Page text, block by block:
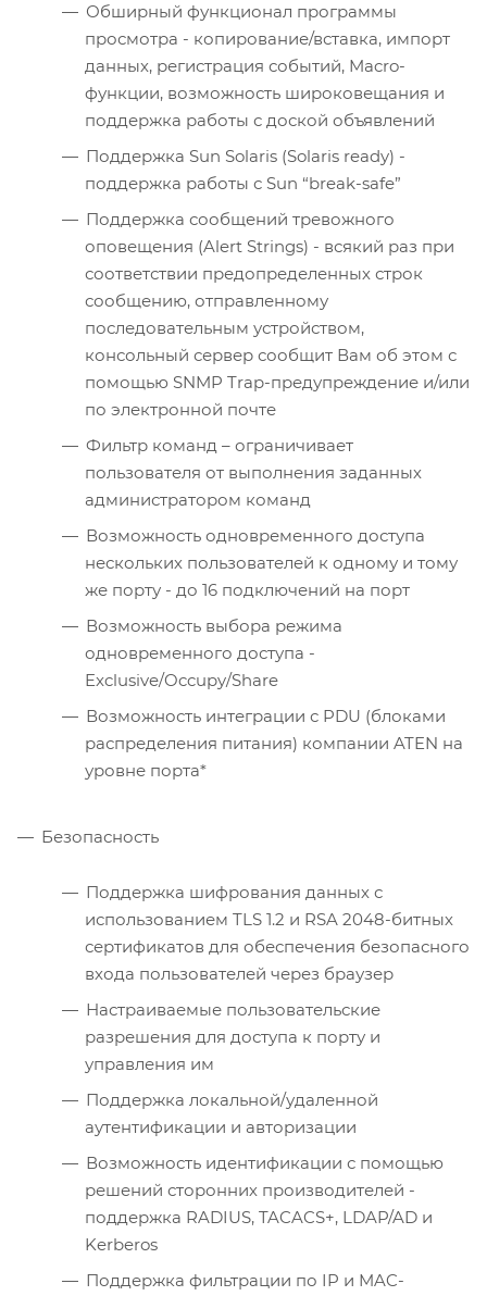
Обширный функционал программы
просмотра - копирование/вставка, импорт
данных, регистрация событий, Macro-
функции, возможность широковещания и
поддержка работы с доской объявлений
Поддержка Sun Solaris (Solaris ready) -
поддержка работы с Sun “break-safe”
Поддержка сообщений тревожного
оповещения (Alert Strings) - всякий раз при
соответствии предопределенных строк
сообщению, отправленному
последовательным устройством,
консольный сервер сообщит Вам об этом с
помощью SNMP Trap-предупреждение и/или
по электронной почте
Фильтр команд – ограничивает
пользователя от выполнения заданных
администратором команд
Возможность одновременного доступа
нескольких пользователей к одному и тому
же порту - до 16 подключений на порт
Возможность выбора режима
одновременного доступа -
Exclusive/Occupy/Share
Возможность интеграции с PDU (блоками
распределения питания) компании ATEN на
уровне порта*
Безопасность
Поддержка шифрования данных с
использованием TLS 1.2 и RSA 2048-битных
сертификатов для обеспечения безопасного
входа пользователей через браузер
Настраиваемые пользовательские
разрешения для доступа к порту и
управления им
Поддержка локальной/удаленной
аутентификации и авторизации
Возможность идентификации с помощью
решений сторонних производителей -
поддержка RADIUS, TACACS+, LDAP/AD и
Kerberos
Поддержка фильтрации по IP и MAC-